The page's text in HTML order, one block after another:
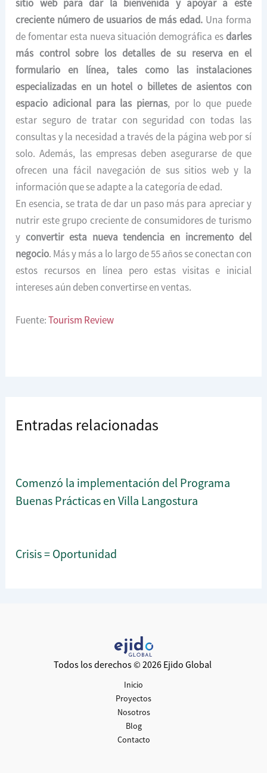
sitio web para dar la bienvenida y apoyar a este
creciente número de usuarios de más edad.Una forma
de fomentar esta nueva situación demográfica es darles
más control sobre los detalles de su reserva en el
formulario en línea, tales como las instalaciones
especializadas en un hotel o billetes de asientos con
espacio adicional para las piernas, por lo que puede
estar seguro de tratar con seguridad con todas las
consultas y la necesidad a través de la página web por sí
solo. Además, las empresas deben asegurarse de que
ofrecen una fácil navegación de sus sitios web y la
información que se adapte a la categoría de edad.
En esencia, se trata de dar un paso más para apreciar y
nutrir este grupo creciente de consumidores de turismo
y convertir esta nueva tendencia en incremento del
negocio. Más y más a lo largo de 55 años se conectan con
estos recursos en línea pero estas visitas e inicial
intereses aún deben convertirse en ventas.
Fuente:Tourism Review
Entradas relacionadas
Comenzó la implementación del Programa
Buenas Prácticas en Villa Langostura
Crisis = Oportunidad
Todos los derechos © 2026 Ejido Global
Inicio
Proyectos
Nosotros
Blog
Contacto